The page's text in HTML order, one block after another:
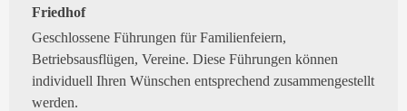
Friedhof
Geschlossene Führungen für Familienfeiern,
Betriebsausflügen, Vereine. Diese Führungen können
individuell Ihren Wünschen entsprechend zusammengestellt
werden.